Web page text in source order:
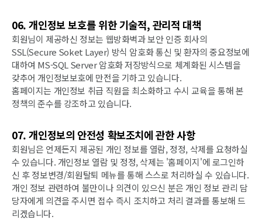
06. 개인정보 보호를 위한 기술적, 관리적 대책
회원님이 제공하신 정보는 웹방화벽과 보안 인증 회사의
SSL(Secure Soket Layer) 방식 암호화 통신 및 환자의 중요정보에
대하여 MS-SQL Server 암호화 저장방식으로 체계화된 시스템을
갖추어 개인정보보호에 만전을 기하고 있습니다.
홈페이지는 개인정보 취급 직원을 최소화하고 수시 교육을 통해 본
정책의 준수를 강조하고 있습니다.
07. 개인정보의 안전성 확보조치에 관한 사항
회원님은 언제든지 제공된 개인 정보를 열람, 정정, 삭제를 요청하실
수 있습니다. 개인정보 열람 및 정정, 삭제는 '홈페이지'에 로그인하
신 후 정보변경/회원탈퇴 메뉴를 통해 스스로 처리하실 수 있습니다.
개인 정보 관련하여 불만이나 의견이 있으신 분은 개인 정보 관리 담
당자에게 의견을 주시면 접수 즉시 조치하고 처리 결과를 통보해 드
리겠습니다.